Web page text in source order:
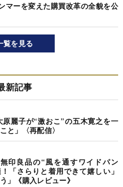
ーを変えた購買改革の全貌を公
覧を見る
新記事
麗子が“激おこ”の五木寛之を一
と」〈再配信〉
印良品の“風を通すワイドパン
「さらりと着用できて嬉しい」
」《購入レビュー》